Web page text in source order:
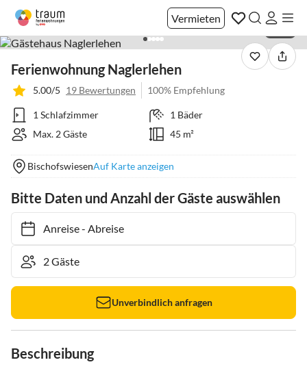
Vermieten
Ferienwohnung Naglerlehen
5.00/5 19 Bewertungen 100% Empfehlung
1 Schlafzimmer
1 Bäder
Max. 2 Gäste
45 m²
BischofswiesenAuf Karte anzeigen
Bitte Daten und Anzahl der Gäste auswählen
Anreise- Abreise
Unverbindlich anfragen
Beschreibung